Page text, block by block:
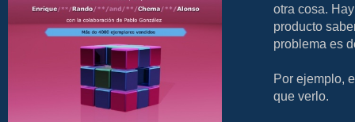
otra cosa.
producto
problema es
Por ejemplo,
que verlo.